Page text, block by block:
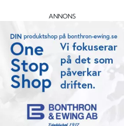
ANNONS